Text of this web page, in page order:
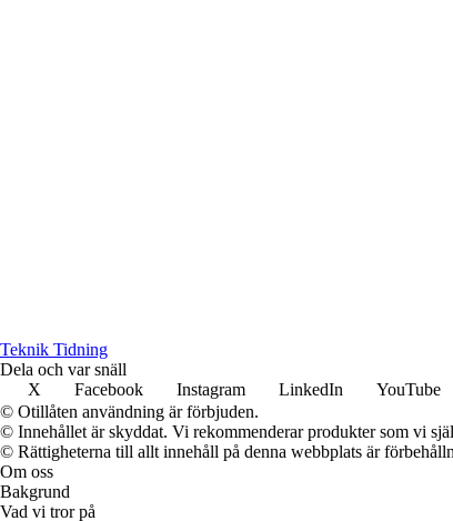
Teknik Tidning
Dela och var snäll
X
Facebook Instagram LinkedIn YouTube
© Otillåten användning är förbjuden.
© Innehållet är skyddat. Vi rekommenderar produkter som vi
© Rättigheterna till allt innehåll på denna webbplats är
Om oss
Bakgrund
Vad vi tror på